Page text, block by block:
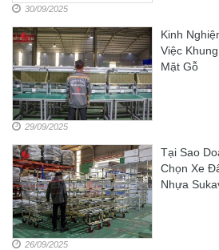
30/09/2025
Kinh
Việc
Mặt Gỗ
29/09/2025
Tại Sao
Chọn Xe
Nhựa
26/09/2025